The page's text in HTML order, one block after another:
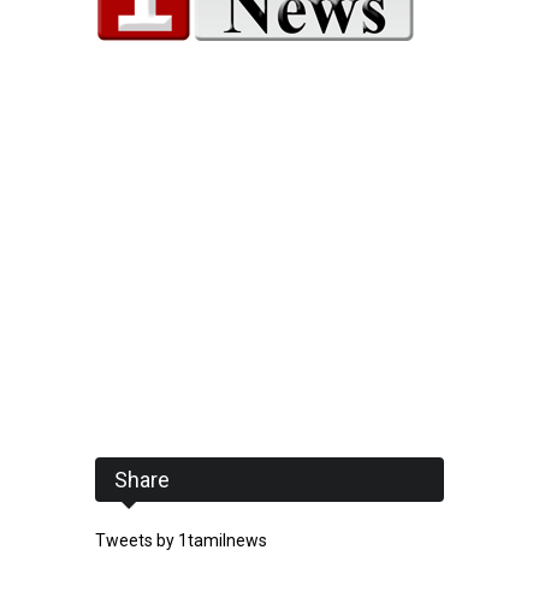
Share
Tweets by 1tamilnews